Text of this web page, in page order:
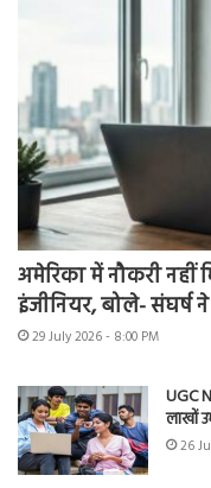
अमेरिका में नौकरी नहीं
इंजीनियर, बोले- संघर्ष
29 July 2026 - 8:00 PM
UGC
लाखों
26